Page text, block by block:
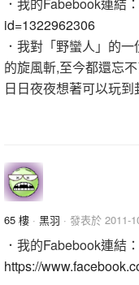
id=1322962306
．我對「野蠻人」的
的旋風斬,至今都還忘
日日夜夜想著可以玩到
65 樓 · 黑羽 · 發表於 2011-
．我的Fabebook連結：
https://